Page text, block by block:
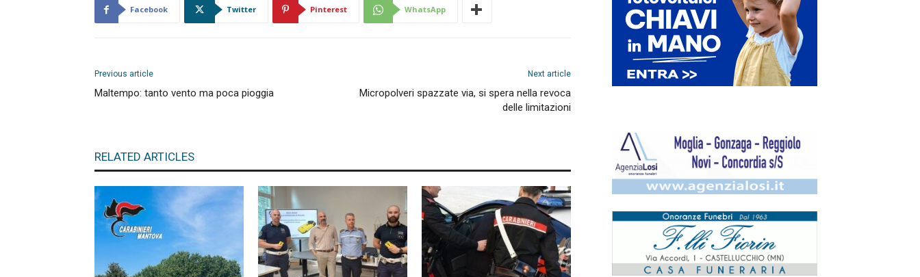
Facebook Twitter Pinterest WhatsApp
Previous article
Maltempo: tanto vento ma poca pioggia
Next article
Micropolveri spazzate via, si spera nella revoca
delle limitazioni
RELATED ARTICLES